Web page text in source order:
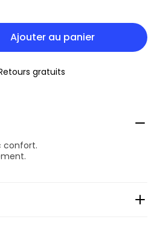
Ajouter au panier
gratuits
confort.